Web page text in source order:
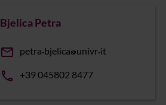
Bjelica Petra
email petra bjelica univr it
phone +39 045802 8477